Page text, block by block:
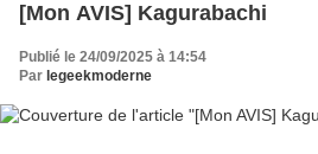
[Mon AVIS] Kagurabachi
Publié le 24/09/2025 à 14:54
Par legeekmoderne